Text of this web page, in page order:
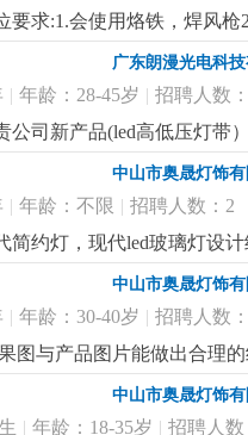
要求:1.会使用烙铁，焊风
广东朗漫光电科
| 年龄：28-45岁 | 招聘人数
公司新产品(led高低压灯
题；3、负责技术资料的
，对led灯带产品有丰富
、安装出线结构方式及相
6、有在led高低压灯带或
同道合的有识之士加入更
中山市奥晟灯饰
| 年龄：不限 | 招聘人数：2
简约灯，现代led玻璃灯设
有独特理解和较深认识。
，3dsma等软件，自
的有志之士加入！！！此
中山市奥晟灯饰
| 年龄：30-40岁 | 招聘人数
图与产品图片能做出合理
品进度3 根据打样资料的
solidworks或pro/engineer
中山市奥晟灯饰
| 年龄：18-35岁 | 招聘人数